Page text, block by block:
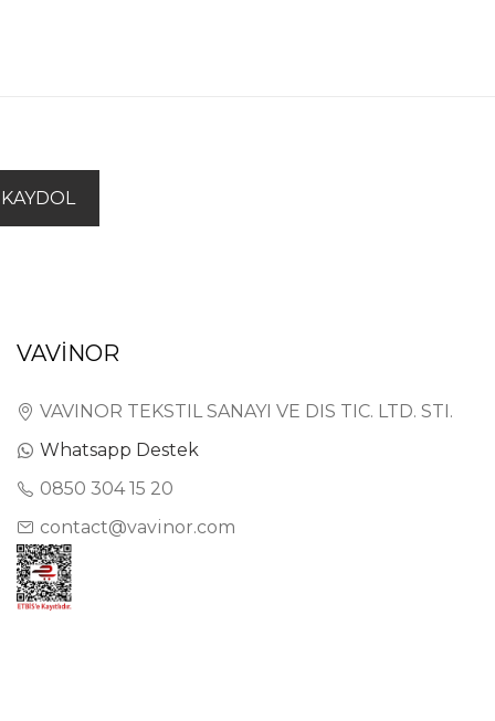
KAYDOL
VAVİNOR
VAVINOR TEKSTIL SANAYI VE DIS TIC. LTD. STI.
Whatsapp Destek
0850 304 15 20
contact@vavinor.com